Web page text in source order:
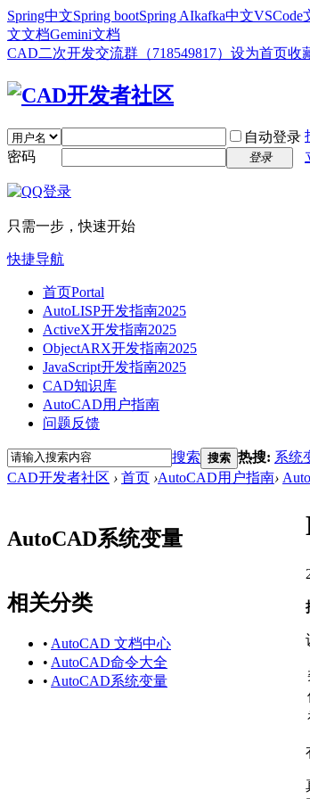
Spring中文Spring bootSpring AIkafka中文VSCode
文文档Gemini文档
CAD二次开发交流群（718549817） 设为首页收
自动登录
密码
登录
只需一步，快速开始
快捷导航
首页Portal
AutoLISP开发指南2025
ActiveX开发指南2025
ObjectARX开发指南2025
JavaScript开发指南2025
CAD知识库
AutoCAD用户指南
问题反馈
搜索 搜索 热搜: 系统
CAD开发者社区 › 首页 ›AutoCAD用户指南›
AutoCAD系统变量
相关分类
• AutoCAD 文档中心
• AutoCAD命令大全
• AutoCAD系统变量